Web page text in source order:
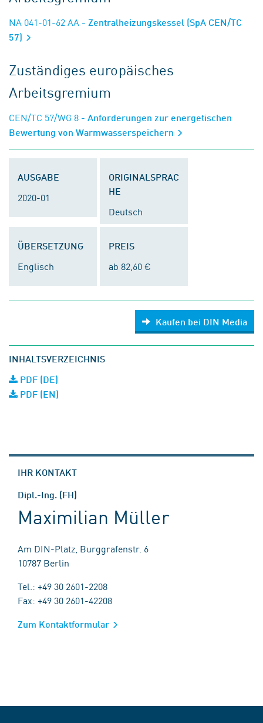
NA 041-01-62 AA - Zentralheizungskessel (SpA CEN/TC
57)
Zuständiges europäisches
Arbeitsgremium
CEN/TC 57/WG 8 - Anforderungen zur energetischen
Bewertung von Warmwasserspeichern
AUSGABE
2020-01
ORIGINALSPRAC
HE
Deutsch
ÜBERSETZUNG
Englisch
PREIS
ab 82,60 €
Kaufen bei DIN Media
INHALTSVERZEICHNIS
PDF (DE)
PDF (EN)
IHR KONTAKT
Dipl.-Ing. (FH)
Maximilian Müller
Am DIN-Platz, Burggrafenstr. 6
10787 Berlin
Tel.: +49 30 2601-2208
Fax: +49 30 2601-42208
Zum Kontaktformular